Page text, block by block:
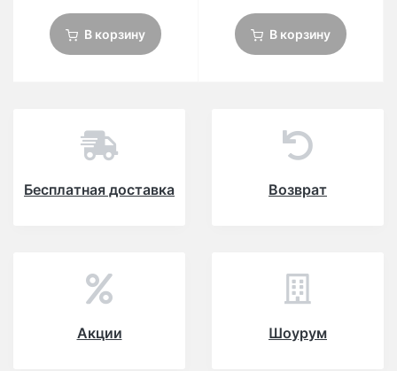
В корзину В корзину
Бесплатная доставка Возврат
Акции Шоурум